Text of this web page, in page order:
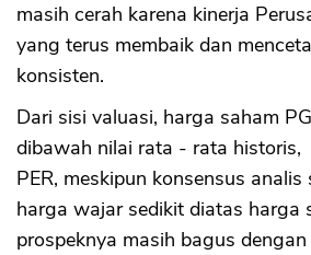
masih cerah karena kinerja
yang terus membaik dan
konsisten.
Dari sisi valuasi, harga saham
dibawah nilai rata - rata historis,
PER, meskipun konsensus analis
harga wajar sedikit diatas harga
prospeknya masih bagus